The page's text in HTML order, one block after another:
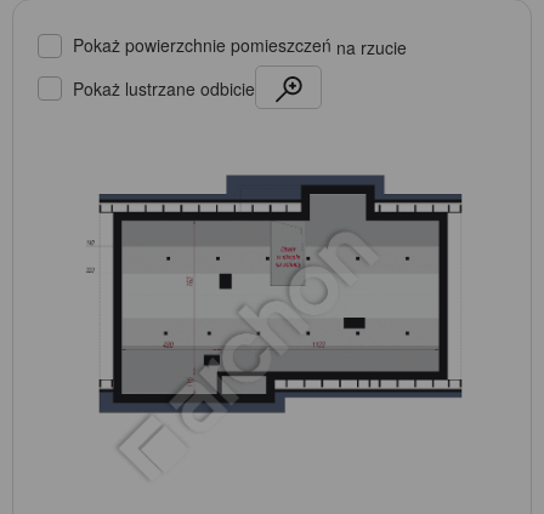
Pokaż powierzchnie pomieszczeń na rzucie
Pokaż lustrzane odbicie